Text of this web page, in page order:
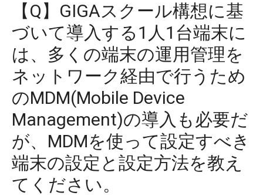
【Q】GIGAスクール構想に基
づいて導入する1人1台端末に
は、多くの端末の運用管理を
ネットワーク経由で行うため
のMDM(Mobile Device
Management)の導入も必要だ
が、MDMを使って設定すべき
端末の設定と設定方法を教え
てください。